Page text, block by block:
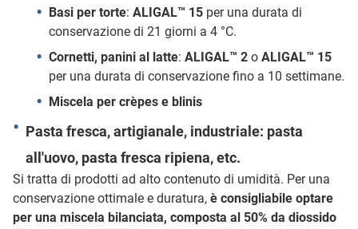
Basi per torte: ALIGAL™ 15per una durata di
conservazione di 21 giorni a 4 °C.
Cornetti, panini al latte: ALIGAL™ 2o ALIGAL™ 15
per una durata di conservazione fino a 10 settimane.
Miscela per crèpes e blinis
Pasta fresca, artigianale, industriale: pasta
all'uovo, pasta fresca ripiena, etc.
Si tratta di prodotti ad alto contenuto di umidità. Per una
conservazione ottimale e duratura, è consigliabile optare
per una miscela bilanciata, composta al 50% da diossido